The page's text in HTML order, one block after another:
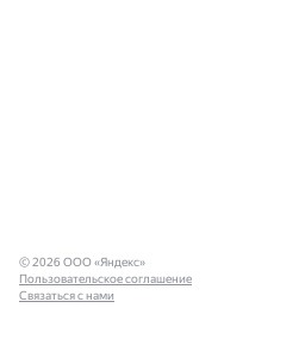
© 2026 ООО «Яндекс»
Пользовательское соглашение
Связаться с нами